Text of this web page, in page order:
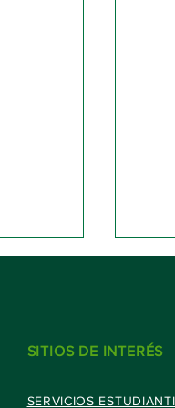
SITIOS DE INTERÉS
SERVICIOS